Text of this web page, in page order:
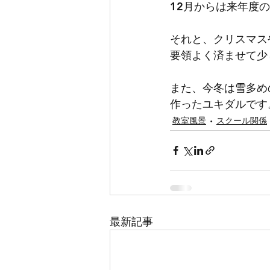
12月からは来年度
それと、クリスマ
要領よく済ませて
また、今冬は雪多
作ったユキダルで
教室風景 スクール関係
最新記事